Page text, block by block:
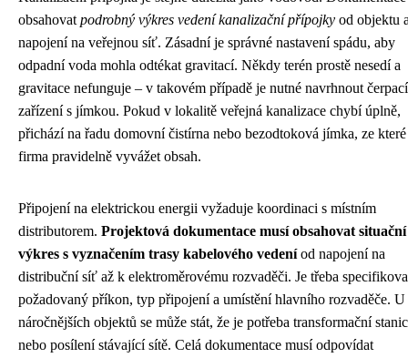
obsahovat podrobný výkres vedení kanalizační přípojky od objektu
napojení na veřejnou síť. Zásadní je správné nastavení spádu, aby
odpadní voda mohla odtékat gravitací. Někdy terén prostě nesedí a
gravitace nefunguje – v takovém případě je nutné navrhnout čerpací
zařízení s jímkou. Pokud v lokalitě veřejná kanalizace chybí úplně,
přichází na řadu domovní čistírna nebo bezodtoková jímka, ze
firma pravidelně vyvážet obsah.
Připojení na elektrickou energii vyžaduje koordinaci s místním
distributorem. Projektová dokumentace musí obsahovat situační
výkres s vyznačením trasy kabelového vedeníod napojení na
distribuční síť až k elektroměrovému rozvaděči. Je třeba
požadovaný příkon, typ připojení a umístění hlavního rozvaděče. U
náročnějších objektů se může stát, že je potřeba transformační
nebo posílení stávající sítě. Celá dokumentace musí odpovídat